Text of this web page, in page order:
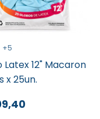
Latex 12" Macaron
x 25un.
+5